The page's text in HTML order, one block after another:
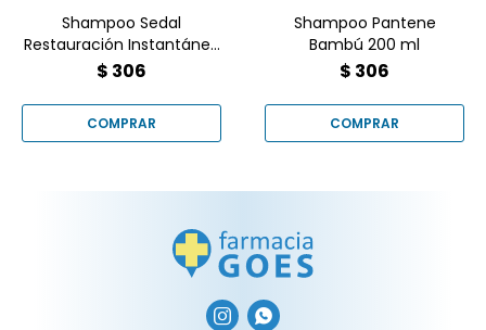
Shampoo Sedal
Restauración Instantánea
650 Cc.
$ 306
Shampoo Pantene
Bambú 200 ml
$ 306
 